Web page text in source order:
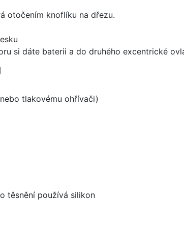
otočením knoflíku na dřezu.
si dáte baterii a do druhého excentrické
tlakovému ohřívači)
těsnění používá silikon